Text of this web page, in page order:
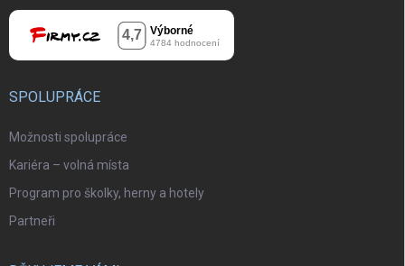
SPOLUPRÁCE
Možnosti spolupráce
Kariéra – volná místa
Program pro školky, herny a hotely
Partneři